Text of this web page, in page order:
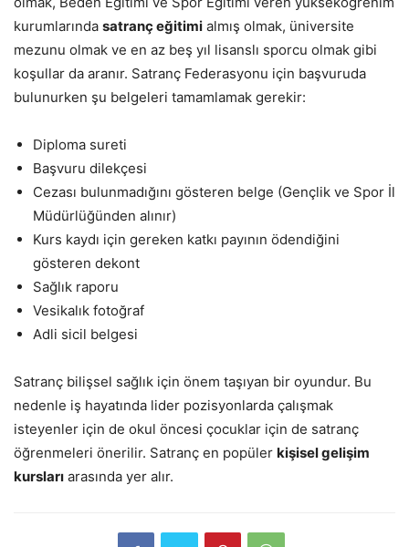
kurumlarında satranç eğitimi almış olmak, üniversite
mezunu olmak ve en az beş yıl lisanslı sporcu olmak gibi
koşullar da aranır. Satranç Federasyonu için başvuruda
bulunurken şu belgeleri tamamlamak gerekir:
Diploma sureti
Başvuru dilekçesi
Cezası bulunmadığını gösteren belge (Gençlik ve Spor İl
Müdürlüğünden alınır)
Kurs kaydı için gereken katkı payının ödendiğini
gösteren dekont
Sağlık raporu
Vesikalık fotoğraf
Adli sicil belgesi
Satranç bilişsel sağlık için önem taşıyan bir oyundur. Bu
nedenle iş hayatında lider pozisyonlarda çalışmak
isteyenler için de okul öncesi çocuklar için de satranç
öğrenmeleri önerilir. Satranç en popüler kişisel gelişim
kursları arasında yer alır.